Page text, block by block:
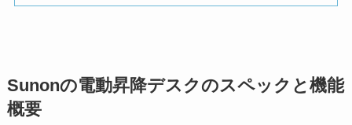
Sunonの電動昇降デスクのスペックと機能
概要